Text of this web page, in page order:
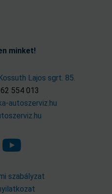
minket!
Lajos sgrt. 85.
554 013
autoszerviz.hu
szabályzat